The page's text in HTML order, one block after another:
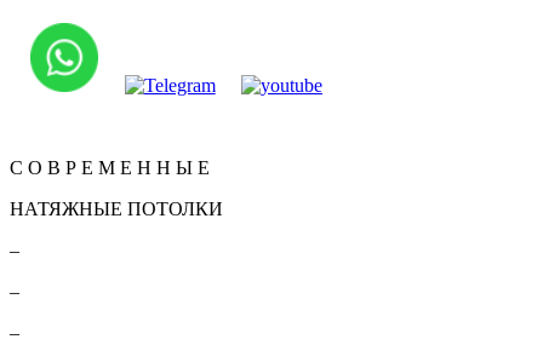
С О В Р Е М Е Н Н Ы Е
НАТЯЖНЫЕ ПОТОЛКИ
–
–
–